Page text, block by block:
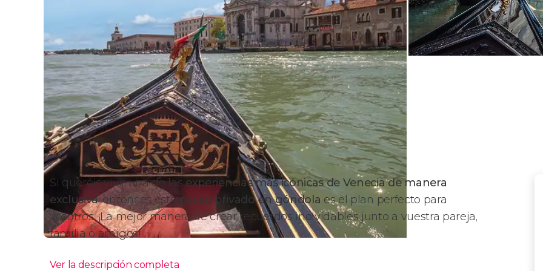
Si queréis vivir una de lasexperiencias más icónicas de Venecia de manera
exclusiva, entonces estepaseo privado en góndola es el plan perfecto para
vosotros. ¡La mejor manera de crear recuerdos inolvidables junto a vuestra pareja,
familia o amigos!
Ver la descripción completa